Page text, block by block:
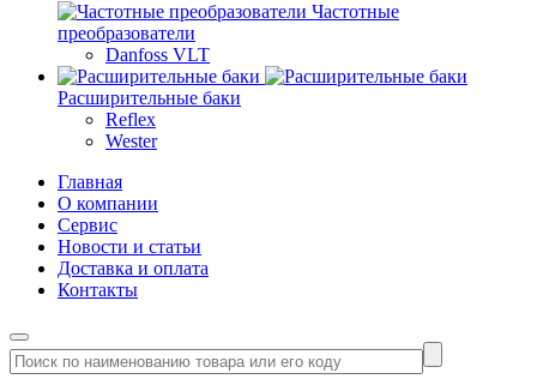
Частотные
преобразователи
Danfoss VLT
Расширительные баки
Reflex
Wester
Главная
О компании
Сервис
Новости и статьи
Доставка и оплата
Контакты